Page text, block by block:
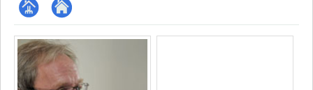
Page
professionnelle
(faculté,département,école)
Site
web
de
l’unité
Media